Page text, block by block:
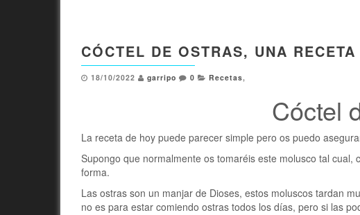
CÓCTEL DE OSTRAS, UNA
18/10/2022 garripo 0 Recetas,
Cóctel
La receta de hoy puede parecer simple pero os puedo
Supongo que normalmente os tomaréis este molusco tal
forma.
Las ostras son un manjar de Dioses, estos moluscos tardan
no es para estar comiendo ostras todos los días, pero si las